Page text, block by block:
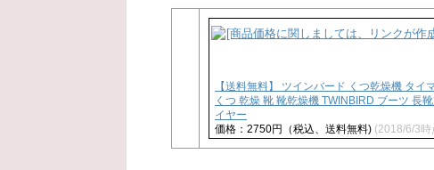
【送料無料】 ツインバード くつ乾燥機 タ
くつ 乾燥 靴 靴乾燥機 TWINBIRD ブーツ 長
イヤー
価格：2750円（税込、送料無料) (2018/6/3時